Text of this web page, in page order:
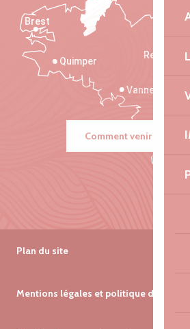
Rennes
Vannes
Quimper
Brest
Comment venir ?
Plan du site
Mentions légales et politique de